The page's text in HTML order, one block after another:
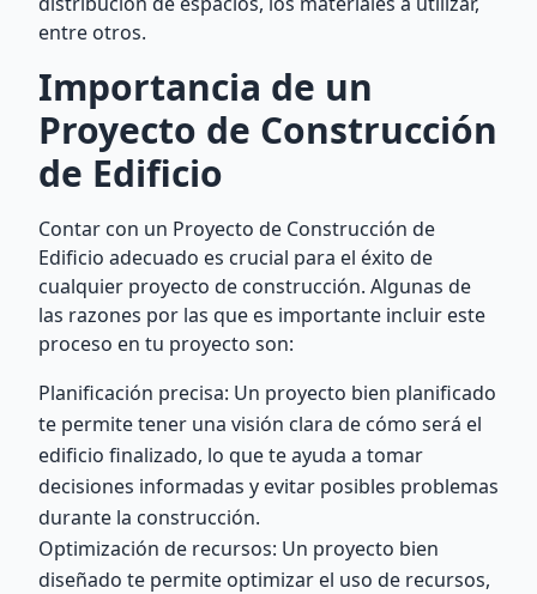
entre otros.
Importancia de un
Proyecto de Construcción
de Edificio
Contar con un Proyecto de Construcción de
Edificio adecuado es crucial para el éxito de
cualquier proyecto de construcción. Algunas de
las razones por las que es importante incluir este
proceso en tu proyecto son:
Planificación precisa: Un proyecto bien planificado
te permite tener una visión clara de cómo será el
edificio finalizado, lo que te ayuda a tomar
decisiones informadas y evitar posibles problemas
durante la construcción.
Optimización de recursos: Un proyecto bien
diseñado te permite optimizar el uso de recursos,